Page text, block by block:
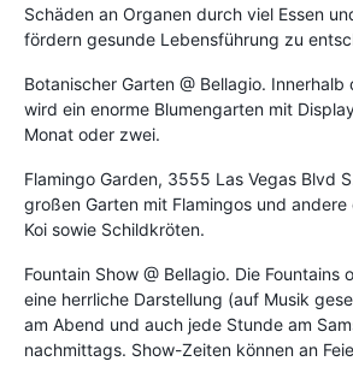
Schäden an Organen durch viel Essen
fördern gesunde Lebensführung zu
Botanischer Garten @ Bellagio.
wird ein enorme Blumengarten mit
Monat oder zwei.
Flamingo Garden, 3555 Las Vegas Blvd
großen Garten mit Flamingos und
Koi sowie Schildkröten.
Fountain Show @ Bellagio. Die Fountains
eine herrliche Darstellung (auf Musik
am Abend und auch jede Stunde am
nachmittags. Show-Zeiten können an